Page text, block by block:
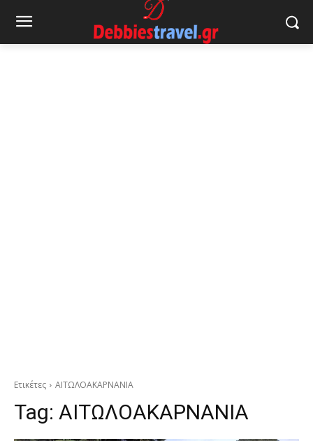
Ετικέτες ΑΙΤΩΛΟΑΚΑΡΝΑΝΙΑ
Tag: ΑΙΤΩΛΟΑΚΑΡΝΑΝΙΑ